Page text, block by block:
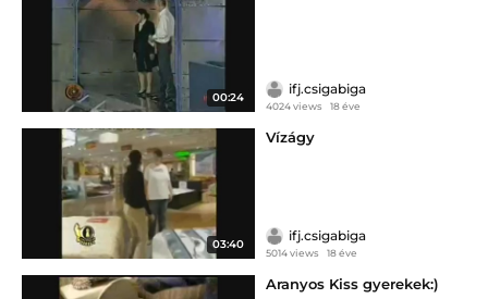
00:24
ifj.csigabiga
4024 views 18 éve
03:40
Vízágy
ifj.csigabiga
5014 views 18 éve
Aranyos Kiss gyerekek:)